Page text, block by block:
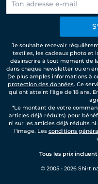
Je souhaite recevoir
textiles, les cadeaux photo et
désinscrire à tout moment de
dans chaque newsletter ou en
De plus amples informations à
protection des données. Ce
qui ont atteint l'âge de 18 ans.
*Le montant de votre
articles déjà réduits) pour
ni sur les articles déjà réduits
l'image. Les conditions
Tous les prix
© 2005 - 2026